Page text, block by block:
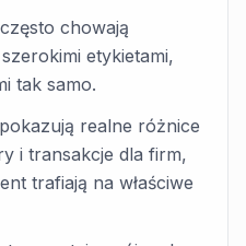
chowają
etykietami,
tak samo.
realne różnice
i transakcje dla firm,
trafiają na właściwe